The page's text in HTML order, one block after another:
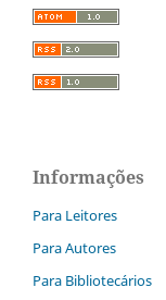
Informações
Para Leitores
Para Autores
Para Bibliotecários